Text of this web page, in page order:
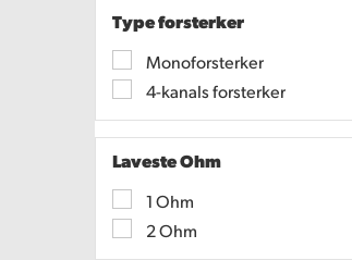
Type forsterker
Monoforsterker
4-kanals forsterker
Laveste Ohm
1 Ohm
2 Ohm